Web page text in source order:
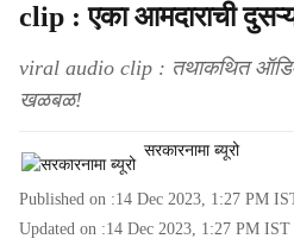
clip : एका आमदाराची
viral audio clip : तथाकथित
खळबळ!
सरकारनामा ब्यूरो
Published on :14 Dec 2023, 1:27 PM
Updated on :14 Dec 2023, 1:27 PM IST